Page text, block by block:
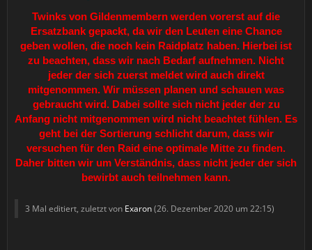
Twinks von Gildenmembern werden vorerst auf die
Ersatzbank gepackt, da wir den Leuten eine Chance
geben wollen, die noch kein Raidplatz haben. Hierbei ist
zu beachten, dass wir nach Bedarf aufnehmen. Nicht
jeder der sich zuerst meldet wird auch direkt
mitgenommen. Wir müssen planen und schauen was
gebraucht wird. Dabei sollte sich nicht jeder der zu
Anfang nicht mitgenommen wird nicht beachtet fühlen. Es
geht bei der Sortierung schlicht darum, dass wir
versuchen für den Raid eine optimale Mitte zu finden.
Daher bitten wir um Verständnis, dass nicht jeder der sich
bewirbt auch teilnehmen kann.
3 Mal editiert, zuletzt von Exaron(26. Dezember 2020 um 22:15)